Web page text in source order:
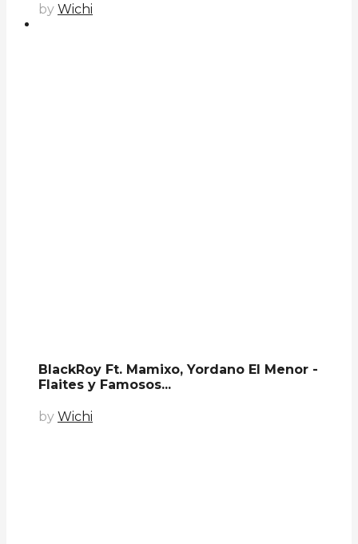
by Wichi
BlackRoy Ft. Mamixo, Yordano El Menor -
Flaites y Famosos...
by Wichi